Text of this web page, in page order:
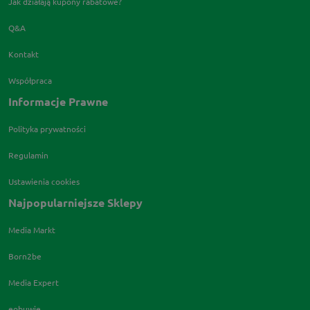
Q&A
Kontakt
Współpraca
Informacje Prawne
Polityka prywatności
Regulamin
Ustawienia cookies
Najpopularniejsze Sklepy
Media Markt
Born2be
Media Expert